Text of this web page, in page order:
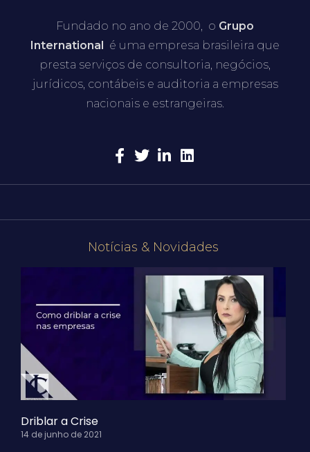
Fundado no ano de 2000, o Grupo
International é uma empresa brasileira que
presta serviços de consultoria, negócios,
jurídicos, contábeis e auditoria a empresas
nacionais e estrangeiras.
Notícias & Novidades
Driblar a Crise
14 de junho de 2021